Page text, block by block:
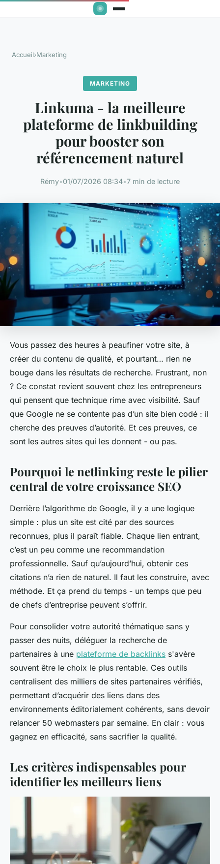
Accueil›Marketing
MARKETING
Linkuma - la meilleure
plateforme de linkbuilding
pour booster son
référencement naturel
Rémy•01/07/2026 08:34•7 min de lecture
Vous passez des heures à peaufiner votre site, à
créer du contenu de qualité, et pourtant… rien ne
bouge dans les résultats de recherche. Frustrant, non
? Ce constat revient souvent chez les entrepreneurs
qui pensent que technique rime avec visibilité. Sauf
que Google ne se contente pas d’un site bien codé : il
cherche des preuves d’autorité. Et ces preuves, ce
sont les autres sites qui les donnent - ou pas.
Pourquoi le netlinking reste le pilier
central de votre croissance SEO
Derrière l’algorithme de Google, il y a une logique
simple : plus un site est cité par des sources
reconnues, plus il paraît fiable. Chaque lien entrant,
c’est un peu comme une recommandation
professionnelle. Sauf qu’aujourd’hui, obtenir ces
citations n’a rien de naturel. Il faut les construire, avec
méthode. Et ça prend du temps - un temps que peu
de chefs d’entreprise peuvent s’offrir.
Pour consolider votre autorité thématique sans y
passer des nuits, déléguer la recherche de
partenaires à une plateforme de backlinks s'avère
souvent être le choix le plus rentable. Ces outils
centralisent des milliers de sites partenaires vérifiés,
permettant d’acquérir des liens dans des
environnements éditorialement cohérents, sans devoir
relancer 50 webmasters par semaine. En clair : vous
gagnez en efficacité, sans sacrifier la qualité.
Les critères indispensables pour
identifier les meilleurs liens